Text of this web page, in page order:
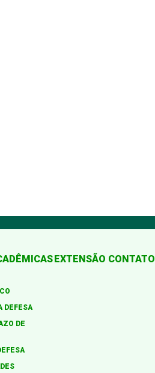
DEFESA
DE
EXTENSÃO CONTATO